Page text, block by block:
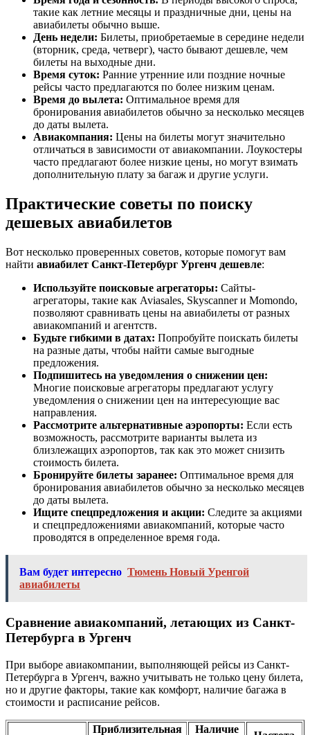
такие как летние месяцы и праздничные дни, цены на
авиабилеты обычно выше.
День недели: Билеты, приобретаемые в середине недели
(вторник, среда, четверг), часто бывают дешевле, чем
билеты на выходные дни.
Время суток: Ранние утренние или поздние ночные
рейсы часто предлагаются по более низким ценам.
Время до вылета: Оптимальное время для
бронирования авиабилетов обычно за несколько месяцев
до даты вылета.
Авиакомпания: Цены на билеты могут значительно
отличаться в зависимости от авиакомпании. Лоукостеры
часто предлагают более низкие цены, но могут взимать
дополнительную плату за багаж и другие услуги.
Практические советы по поиску
дешевых авиабилетов
Вот несколько проверенных советов, которые помогут вам
найти авиабилет Санкт-Петербург Ургенч дешевле:
Используйте поисковые агрегаторы: Сайты-
агрегаторы, такие как Aviasales, Skyscanner и Momondo,
позволяют сравнивать цены на авиабилеты от разных
авиакомпаний и агентств.
Будьте гибкими в датах: Попробуйте поискать билеты
на разные даты, чтобы найти самые выгодные
предложения.
Подпишитесь на уведомления о снижении цен:
Многие поисковые агрегаторы предлагают услугу
уведомления о снижении цен на интересующие вас
направления.
Рассмотрите альтернативные аэропорты: Если есть
возможность, рассмотрите варианты вылета из
близлежащих аэропортов, так как это может снизить
стоимость билета.
Бронируйте билеты заранее: Оптимальное время для
бронирования авиабилетов обычно за несколько месяцев
до даты вылета.
Ищите спецпредложения и акции: Следите за акциями
и спецпредложениями авиакомпаний, которые часто
проводятся в определенное время года.
Вам будет интересно Тюмень Новый Уренгой
авиабилеты
Сравнение авиакомпаний, летающих из Санкт-
Петербурга в Ургенч
При выборе авиакомпании, выполняющей рейсы из Санкт-
Петербурга в Ургенч, важно учитывать не только цену билета,
но и другие факторы, такие как комфорт, наличие багажа в
стоимости и расписание рейсов.
Приблизительная Наличие